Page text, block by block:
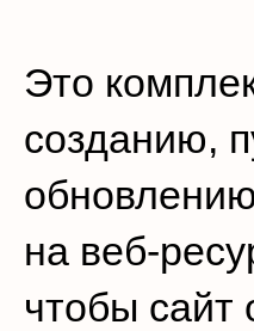
Это
созданию,
на веб-
чтобы сайт